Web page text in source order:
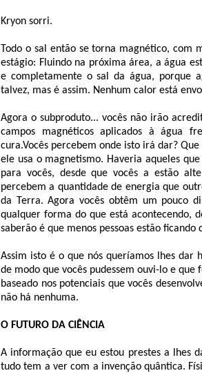
Kryon sorri.
Todo o sal então se torna magnético, com
estágio: Fluindo na próxima área, a água
e completamente o sal da água, porque
talvez, mas é assim. Nenhum calor está
Agora o subproduto... vocês não irão
campos magnéticos aplicados à água
cura.Vocês percebem onde isto irá dar?
ele usa o magnetismo. Haveria aqueles
para vocês, desde que vocês a estão
percebem a quantidade de energia que
da Terra. Agora vocês obtêm um pouco
qualquer forma do que está acontecendo,
saberão é que menos pessoas estão ficando
Assim isto é o que nós queríamos lhes
de modo que vocês pudessem ouvi-lo e
baseado nos potenciais que vocês
não há nenhuma.
O FUTURO DA CIÊNCIA
A informação que eu estou prestes a lhes
tudo tem a ver com a invenção quântica.